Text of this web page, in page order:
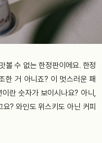
볼 수 없는 한정판이에요. 한정
한 거 아니죠? 이 멋스러운 패
란 숫자가 보이시나요? 아니,
? 와인도 위스키도 아닌 커피